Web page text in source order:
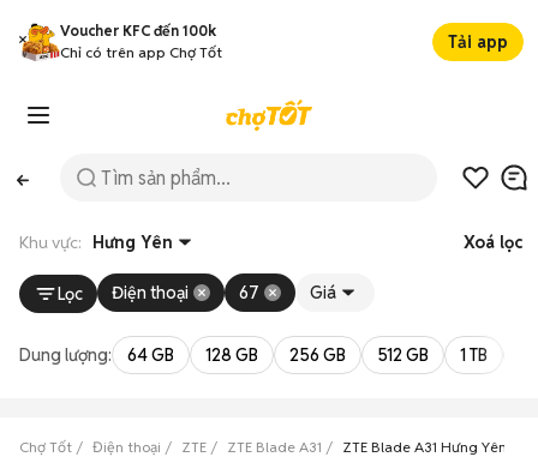
Voucher KFC đến 100k
Chỉ có trên app Chợ Tốt
Tải app
Khu vực: Hưng Yên Xoá lọc
Lọc Điện thoại 67 Giá
Dung lượng: 64 GB 128 GB 256 GB 512 GB 1 TB
Chợ Tốt Điện thoại ZTE ZTE Blade A31 ZTE Blade A31 Hưng Yên